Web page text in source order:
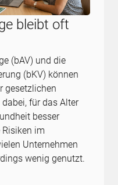
bleibt oft
(bAV) und die
(bKV) können
gesetzlichen
für das Alter
besser
im
Unternehmen
wenig genutzt.